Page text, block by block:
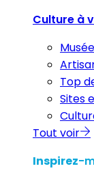
Culture à
Top
Sites
Tout voir
Inspirez-